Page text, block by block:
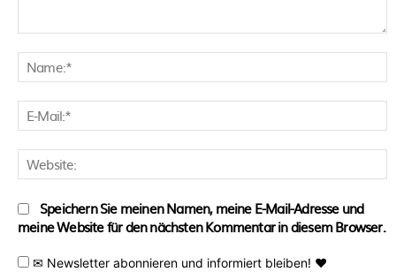
Speichern Sie meinen Namen, meine E-Mail-Adresse und
meine Website für den nächsten Kommentar in diesem Browser.
✉ Newsletter abonnieren und informiert bleiben! ♥